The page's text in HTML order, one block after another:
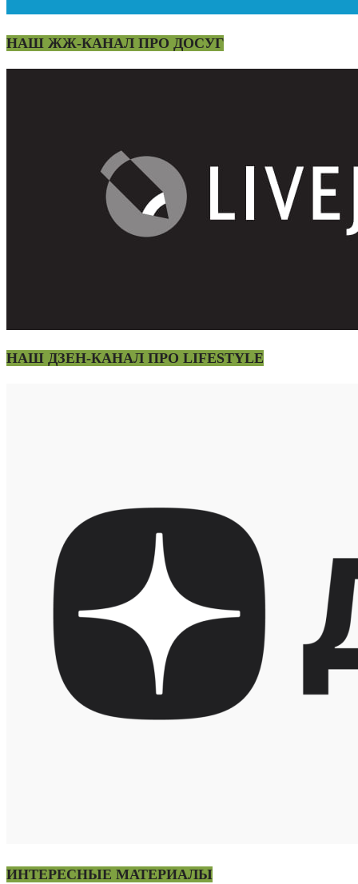
НАШ ЖЖ-КАНАЛ ПРО ДОСУГ
НАШ ДЗЕН-КАНАЛ ПРО LIFESTYLE
ИНТЕРЕСНЫЕ МАТЕРИАЛЫ